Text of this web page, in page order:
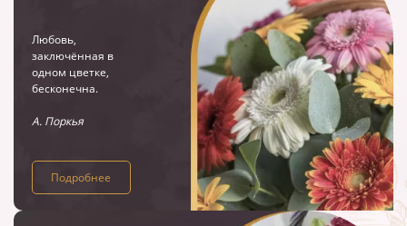
Любовь,
заключённая в
одном цветке,
бесконечна.
А. Поркья
Подробнее